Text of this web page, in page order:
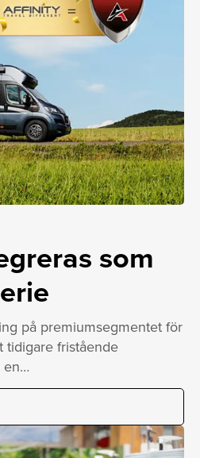
som
på premiumsegmentet för
tidigare fristående
en…